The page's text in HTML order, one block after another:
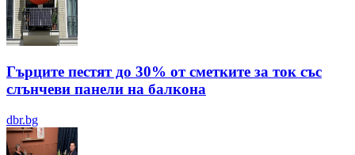
Гърците пестят до 30% от сметките за ток със
слънчеви панели на балкона
dbr.bg